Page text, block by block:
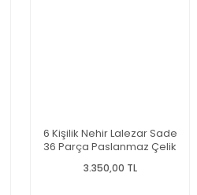
6 Kişilik Nehir Lalezar Sade
36 Parça Paslanmaz Çelik
3.350,00 TL